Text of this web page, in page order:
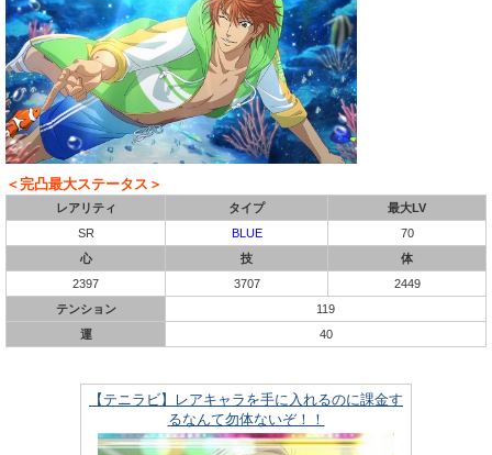
＜完凸最大ステータス＞
レアリティ タイプ
最大LV
SR
BLUE
70
心
技
体
2397
3707
2449
テンション
119
運
40
【テニラビ】レアキャラを手に入れるのに課金す
るなんて勿体ないぞ！！